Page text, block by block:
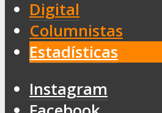
Digital
Columnistas
Estadísticas
Instagram